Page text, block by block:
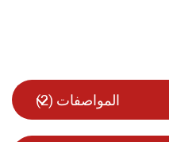
المواصفات (2
)